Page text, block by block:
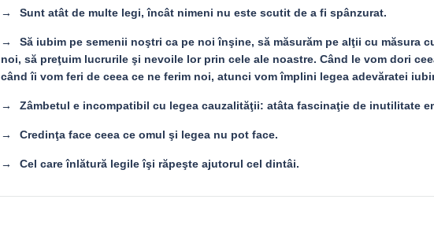
Sunt atât de multe legi, încât nimeni nu este scutit de a fi spânzurat.
Să iubim pe semenii noştri ca pe noi înşine, să măsurăm pe alţii cu măsura
noi, să preţuim lucrurile şi nevoile lor prin cele ale noastre. Când le vom dori
când îi vom feri de ceea ce ne ferim noi, atunci vom împlini legea adevăratei
Zâmbetul e incompatibil cu legea cauzalităţii: atâta fascinaţie de inutilitate
Credinţa face ceea ce omul şi legea nu pot face.
Cel care înlătură legile îşi răpeşte ajutorul cel dintâi.